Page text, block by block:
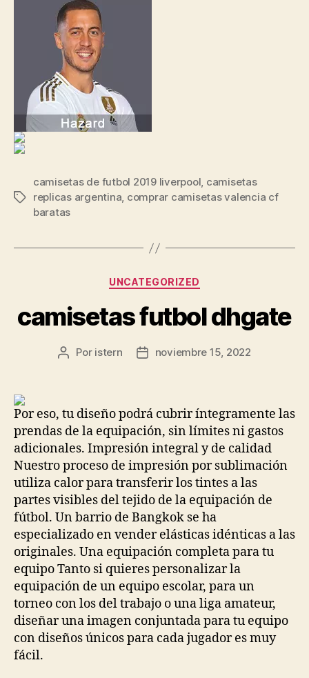
Etiquetas
camisetas de futbol 2019 liverpool, camisetas
replicas argentina, comprar camisetas valencia cf
baratas
Categorías
UNCATEGORIZED
camisetas futbol dhgate
Autor
Por istern
Fechanoviembre 15, 2022
Por eso, tu diseño podrá cubrir íntegramente las
prendas de la equipación, sin límites ni gastos
adicionales. Impresión integral y de calidad
Nuestro proceso de impresión por sublimación
utiliza calor para transferir los tintes a las
partes visibles del tejido de la equipación de
fútbol. Un barrio de Bangkok se ha
especializado en vender elásticas idénticas a las
originales. Una equipación completa para tu
equipo Tanto si quieres personalizar la
equipación de un equipo escolar, para un
torneo con los del trabajo o una liga amateur,
diseñar una imagen conjuntada para tu equipo
con diseños únicos para cada jugador es muy
fácil.